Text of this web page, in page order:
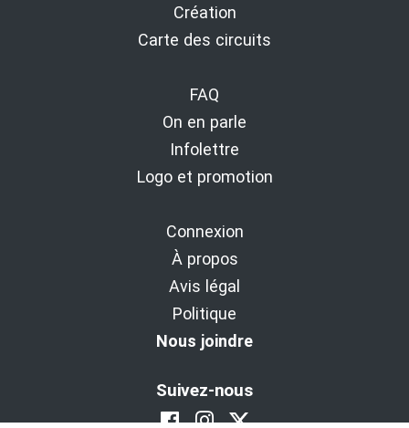
Création
Carte des circuits
FAQ
On en parle
Infolettre
Logo et promotion
Connexion
À propos
Avis légal
Politique
Nous joindre
Suivez-nous